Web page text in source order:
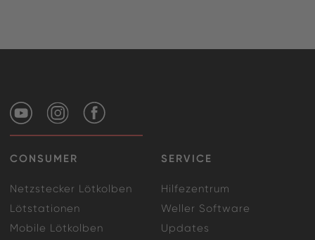
CONSUMER SERVICE
Netzstecker Lötkolben
Lötstationen
Mobile Lötkolben
Hilfezentrum
Weller Software
Updates